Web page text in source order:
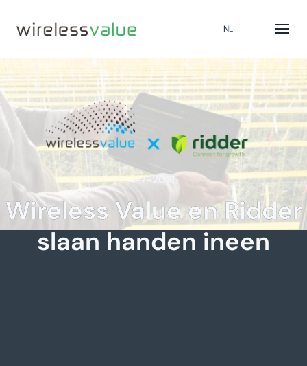
NL
4-7-2025
Wireless Value en Ridder
slaan handen ineen